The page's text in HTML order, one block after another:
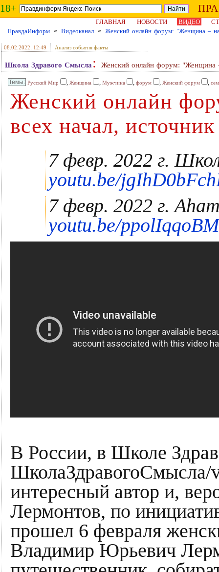
18+
ГЛАВНАЯ НОВОСТИ ВИДЕО
ПравдаИнформ ≈ Видеоканал ≈ Женский онлайн форум: "Женщина –
08.02.2022 , 12:49 Анализ события факты
Школа Здравого Смысла : Женский онлайн форум: "Женщина
Русский Мир , Женщина , Мужчина , форум , Женский форум ,
Женский онлайн
всех начал,
7 февр. 2022 г.
youtu.be/
7 февр. 2022 г.
youtu.be/
В России, в Школе
ШколаЗдравогоСмысла/
интересный автор и,
Лермонтов, по
прошел 6 февраля
Владимир Юрьевич